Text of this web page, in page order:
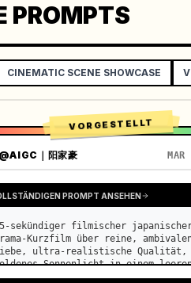
PROMPTS
CINEMATIC SCENE SHOWCASE
VORGESTELLT
@AIGC｜阳家豪
PROMPT ANSEHEN
sekündiger filmischer
Kurzfilm über reine,
ultra-realistische Qualität,
Sonnenlicht in einem
am Nachmittag, das